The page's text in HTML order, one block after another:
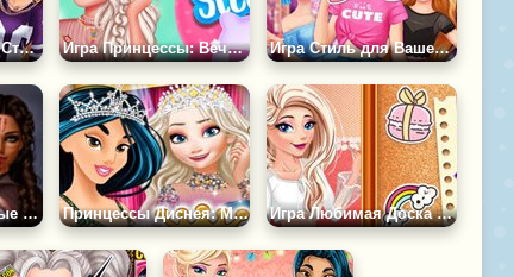
Игра Уличный Арт Стиль Принцесс Игра Принцессы: Вечеринка с Ночевкой Игра Стиль для Вашей Принцессы
Игра Средневековые Принцессы Принцессы Диснея: Мисс Колледж Игра Любимая Доска Принцесс